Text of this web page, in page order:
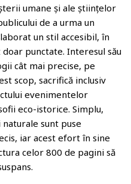
umane și ale științelor
de a urma un
un stil accesibil, în
punctate. Interesul său
cât mai precise, pe
scop, sacrifică inclusiv
evenimentelor
eco-istorice. Simplu,
sunt puse
iar acest efort în sine
celor 800 de pagini să